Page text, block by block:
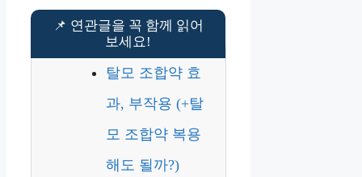
탈모 조합약 효
과, 부작용 (+탈
모 조합약 복용
해도 될까?)